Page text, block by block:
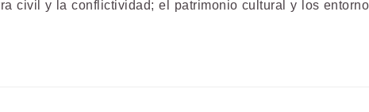
civil y la conflictividad; el patrimonio cultural y los